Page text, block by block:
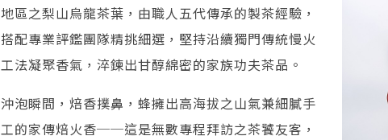
地區之梨山烏龍茶葉，由職人五代傳承的製茶經驗，
搭配專業評鑑團隊精挑細選，堅持沿續獨門傳統慢火
工法凝聚香氣，淬鍊出甘醇綿密的家族功夫茶品。
沖泡瞬間，焙香撲鼻，蜂擁出高海拔之山氣兼細膩手
工的家傳焙火香──這是無數專程拜訪之茶饕友客，